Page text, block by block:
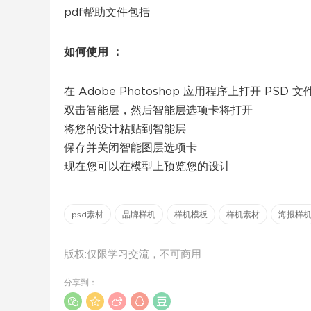
pdf帮助文件包括
如何使用 ：
在 Adob​​e Photoshop 应用程序上打开 PSD 文
双击智能层，然后智能层选项卡将打开
将您的设计粘贴到智能层
保存并关闭智能图层选项卡
现在您可以在模型上预览您的设计
psd素材 品牌样机 样机模板 样机素材 海报样机
版权:仅限学习交流，不可商用
分享到：